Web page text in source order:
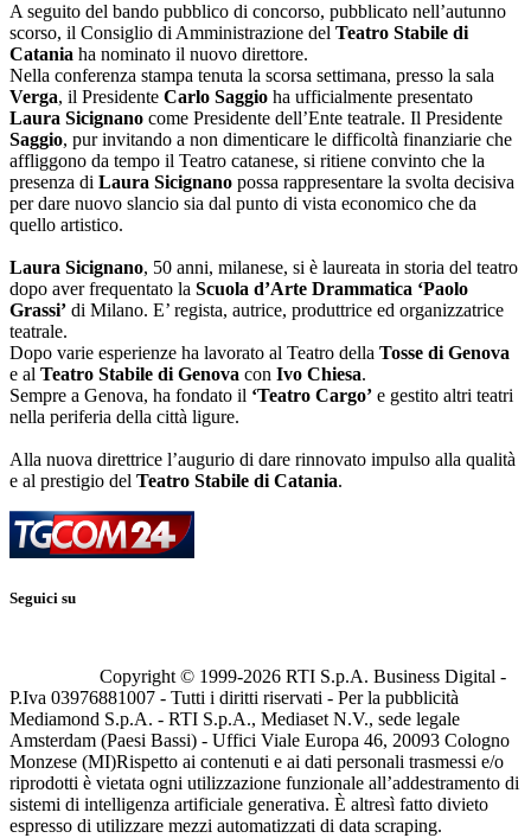
A seguito del bando pubblico di concorso, pubblicato nell’autunno
scorso, il Consiglio di Amministrazione del Teatro Stabile di
Catania ha nominato il nuovo direttore.
Nella conferenza stampa tenuta la scorsa settimana, presso la sala
Verga, il Presidente Carlo Saggio ha ufficialmente presentato
Laura Sicignano come Presidente dell’Ente teatrale. Il Presidente
Saggio, pur invitando a non dimenticare le difficoltà finanziarie che
affliggono da tempo il Teatro catanese, si ritiene convinto che la
presenza di Laura Sicignano possa rappresentare la svolta decisiva
per dare nuovo slancio sia dal punto di vista economico che da
quello artistico.
Laura Sicignano, 50 anni, milanese, si è laureata in storia del teatro
dopo aver frequentato la Scuola d’Arte Drammatica ‘Paolo
Grassi’ di Milano. E’ regista, autrice, produttrice ed organizzatrice
teatrale.
Dopo varie esperienze ha lavorato al Teatro della Tosse di Genova
e al Teatro Stabile di Genova con Ivo Chiesa.
Sempre a Genova, ha fondato il ‘Teatro Cargo’ e gestito altri teatri
nella periferia della città ligure.
Alla nuova direttrice l’augurio di dare rinnovato impulso alla qualità
e al prestigio del Teatro Stabile di Catania.
Seguici su
Copyright © 1999-2026 RTI S.p.A. Business Digital -
P.Iva 03976881007 - Tutti i diritti riservati - Per la pubblicità
Mediamond S.p.A. - RTI S.p.A., Mediaset N.V., sede legale
Amsterdam (Paesi Bassi) - Uffici Viale Europa 46, 20093 Cologno
Monzese (MI)Rispetto ai contenuti e ai dati personali trasmessi e/o
riprodotti è vietata ogni utilizzazione funzionale all’addestramento di
sistemi di intelligenza artificiale generativa. È altresì fatto divieto
espresso di utilizzare mezzi automatizzati di data scraping.